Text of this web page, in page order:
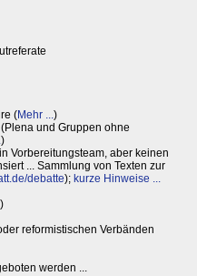
(Mehr ...)
und Gruppen ohne
)
Vorbereitungsteam, aber keinen
... Sammlung von Texten zur
debatte); kurze Hinweise ...
)
reformistischen Verbänden
werden ...